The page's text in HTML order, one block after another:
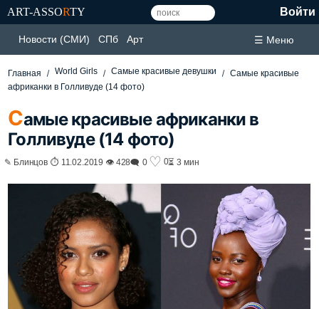
ART-ASSORTY Войти
Новости (СМИ) СПб Арт ☰ Меню
Главная World Girls Самые красивые девушки
Самые красивые
африканки в Голливуде (14 фото)
Самые красивые африканки в
Голливуде (14 фото)
✎ Блинцов ⏱ 11.02.2019 👁 428🗨 0 ♡ 0⏳ 3 мин